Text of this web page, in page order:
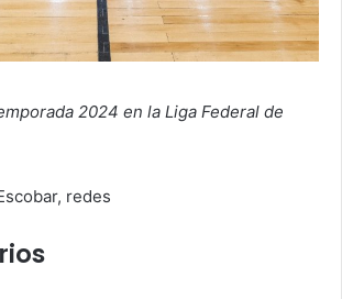
2024 en la Liga Federal de
redes